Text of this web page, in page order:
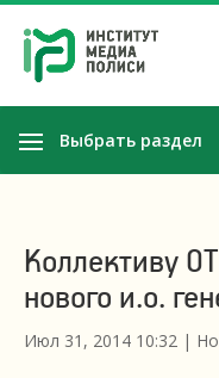
Выбрать раздел
Коллективу
нового и.о.
Июл 31, 2014 10:32 |